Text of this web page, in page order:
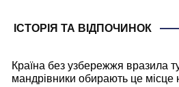
ІСТОРІЯ ТА ВІДПОЧИНОК
Країна без узбережжя вразила
мандрівники обирають це місце